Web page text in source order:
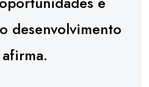
desenvolvimento